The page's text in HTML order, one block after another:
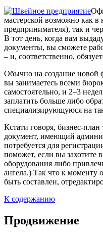
мастерской возможно как
предпринимателя), так и
В тот день, когда вам
документы, вы сможете
– и, соответственно,
Обычно на создание новой
вы занимаетесь всеми
самостоятельно, и 2–3
заплатить больше либо
специализирующуюся на
Кстати говоря, бизнес-
документ, имеющий
потребуется для
поможет, если вы захотите
оборудования либо
ангела.) Так что к
быть составлен,
К содержанию
Продвижение